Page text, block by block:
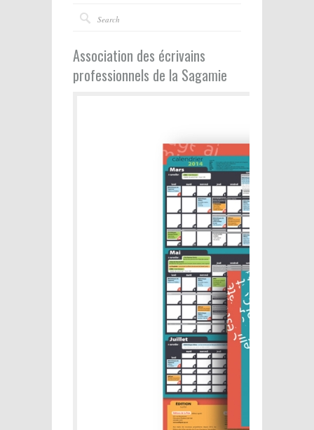
Association des écrivains
professionnels de la Sagamie